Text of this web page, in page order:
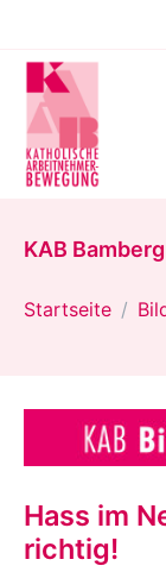
springen
KAB Bamberg
Startseite
Hass im
richtig!